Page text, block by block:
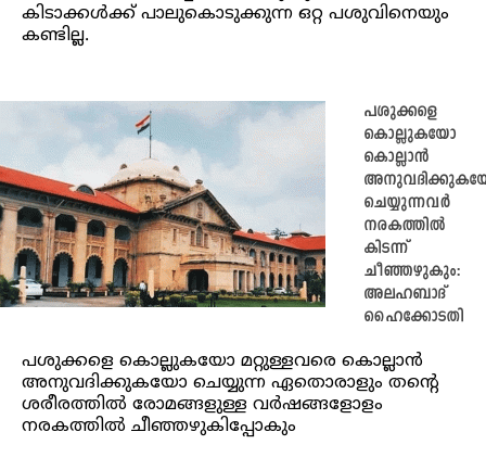
കിടാക്കൾക്ക് പാലുകൊടുക്കുന്ന ഒറ്റ പശുവിനെയും
കണ്ടില്ല.
പശുക്കളെ
കൊല്ലുകയോ
കൊല്ലാൻ
ചെയ്യുന്നവർ
നരകത്തിൽ
കിടന്ന്
ചീഞ്ഞഴുകും:
അലഹബാദ്
ഹൈക്കോടതി
പശുക്കളെ കൊല്ലുകയോ മറ്റുള്ളവരെ കൊല്ലാൻ
അനുവദിക്കുകയോ ചെയ്യുന്ന ഏതൊരാളും തന്റെ
ശരീരത്തിൽ രോമങ്ങളുള്ള വർഷങ്ങളോളം
നരകത്തിൽ ചീഞ്ഞഴുകിപ്പോകും